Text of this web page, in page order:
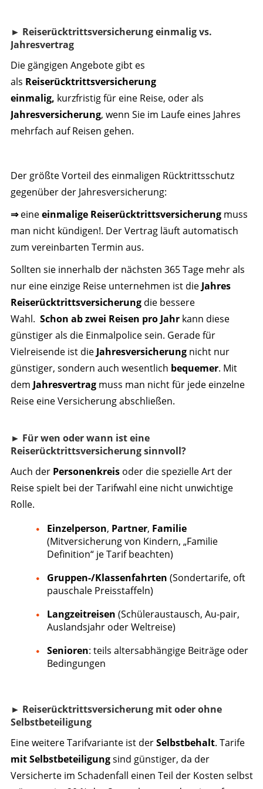
► Reiserücktrittsversicherung einmalig vs.
Jahresvertrag
Die gängigen Angebote gibt es
als Reiserücktrittsversicherung
einmalig, kurzfristig für eine Reise, oder als
Jahresversicherung, wenn Sie im Laufe eines Jahres
mehrfach auf Reisen gehen.
Der größte Vorteil des einmaligen Rücktrittsschutz
gegenüber der Jahresversicherung:
⇒eineeinmalige Reiserücktrittsversicherungmuss
man nicht kündigen!. Der Vertrag läuft automatisch
zum vereinbarten Termin aus.
Sollten sie innerhalb der nächsten 365 Tage mehr als
nur eine einzige Reise unternehmen ist die Jahres
Reiserücktrittsversicherungdie bessere
Wahl. Schon ab zwei Reisen pro Jahrkann diese
günstiger als die Einmalpolice sein. Gerade für
Vielreisende ist die Jahresversicherungnicht nur
günstiger, sondern auch wesentlich bequemer. Mit
dem Jahresvertragmuss man nicht für jede einzelne
Reise eine Versicherung abschließen.
► Für wen oder wann ist eine
Reiserücktrittsversicherung sinnvoll?
Auch der Personenkreisoder die spezielle Art der
Reise spielt bei der Tarifwahl eine nicht unwichtige
Rolle.
Einzelperson, Partner, Familie
(Mitversicherung von Kindern, „Familie
Definition“ je Tarif beachten)
Gruppen-/Klassenfahrten (Sondertarife, oft
pauschale Preisstaffeln)
Langzeitreisen (Schüleraustausch, Au-pair,
Auslandsjahr oder Weltreise)
Senioren: teils altersabhängige Beiträge oder
Bedingungen
► Reiserücktrittsversicherung mit oder ohne
Selbstbeteiligung
Eine weitere Tarifvariante ist derSelbstbehalt. Tarife
mit Selbstbeteiligungsind günstiger, da der
Versicherte im Schadenfall einen Teil der Kosten selbst